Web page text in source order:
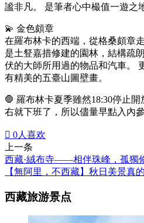
謐非凡。 是筆者心中樶值一遊之
💫 金色頗章
在羅布林卡的西端，從格桑頗章
是土豋嘉措修建的園林，結構疏
伏的大師所用過的物品和汽車。
有精美的五臺山圖壁畫。
🛑 羅布林卡夏季雖然18:30停止
右就下班了，所以儘量早點入內參
 0人喜欢
上一条
西藏·絨布寺——相伴珠峰，孤獨
【無阿里，不西藏】秋日美景真
西藏旅游景点